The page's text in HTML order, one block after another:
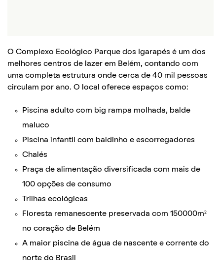
O Complexo Ecológico Parque dos Igarapés é um dos
melhores centros de lazer em Belém, contando com
uma completa estrutura onde cerca de 40 mil pessoas
circulam por ano. O local oferece espaços como:
Piscina adulto com big rampa molhada, balde
maluco
Piscina infantil com baldinho e escorregadores
Chalés
Praça de alimentação diversificada com mais de
100 opções de consumo
Trilhas ecológicas
Floresta remanescente preservada com 150000m²
no coração de Belém
A maior piscina de água de nascente e corrente do
norte do Brasil